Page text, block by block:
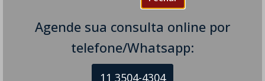
Agende sua consulta online por
telefone/Whatsapp:
11 3504-4304
Distúrbios do Movimento
Distúrbios do Sono
Doença de Parkinson
Doenças Desmielinizantes